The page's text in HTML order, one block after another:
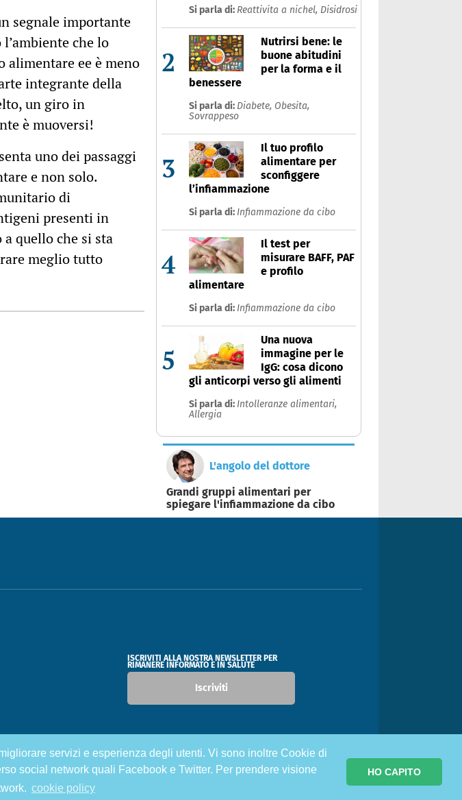
servizi e esperienza degli utenti. Vi sono inoltre Cookie di
social network quali Facebook e Twitter. Per prendere visione
cookie policy
HO CAPITO
segnale importante
che lo
ee è meno
integrante della
un giro in
è muoversi!
uno dei passaggi
e non solo.
di
presenti in
quello che si sta
meglio tutto
Si parla di: Reattivita a nichel, Disidrosi
2
Nutrirsi bene: le
buone abitudini
per la forma e il
benessere
Si parla di: Diabete, Obesita,
Sovrappeso
3
Il tuo profilo
alimentare per
sconfiggere
l’infiammazione
Si parla di: Infiammazione da cibo
4
Il test per
misurare BAFF, PAF
e profilo
alimentare
Si parla di: Infiammazione da cibo
5
Una nuova
immagine per le
IgG: cosa dicono
gli anticorpi verso gli alimenti
Si parla di: Intolleranze alimentari,
Allergia
L'angolo del dottore
Grandi gruppi alimentari per
spiegare l'infiammazione da cibo
ISCRIVITI ALLA NOSTRA NEWSLETTER PER
RIMANERE INFORMATO E IN SALUTE
Iscriviti